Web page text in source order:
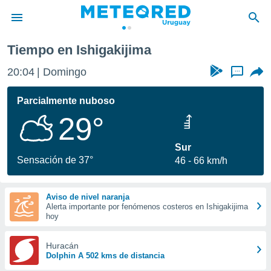
de
ha
que se
calidad.
a este
las
y
forma
digital
basada
Tiempo en Ishigakijima
20:04 Domingo ...
Parcialmente nuboso
29°
Sensación de 37°
Sur
46
66 km/h
Aviso de nivel naranja
Alerta importante por fenómenos costeros en Ishigakijima
hoy
Huracán
Dolphin A 502 kms de distancia